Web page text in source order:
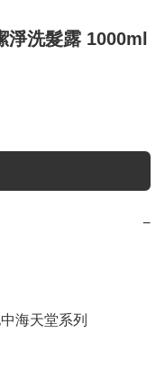
洗髮露 1000ml
−
海天堂系列